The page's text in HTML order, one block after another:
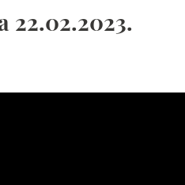
22.02.2023.